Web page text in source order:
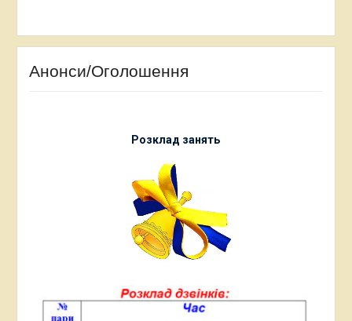
Анонси/Оголошення
Розклад занять